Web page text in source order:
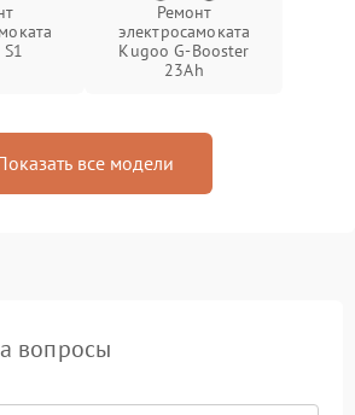
Ремонт
электросамоката
Kugoo G-Booster
23Ah
все модели
вопросы